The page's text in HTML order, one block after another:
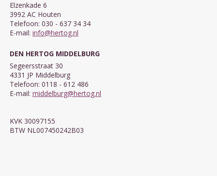
Elzenkade 6
3992 AC Houten
Telefoon: 030 - 637 34 34
E-mail: info@hertog.nl
DEN HERTOG MIDDELBURG
Segeersstraat 30
4331 JP Middelburg
Telefoon: 0118 - 612 486
E-mail: middelburg@hertog.nl
KVK 30097155
BTW NL007450242B03